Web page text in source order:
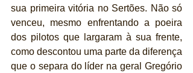
sua primeira vitória no Sertões. Não só
venceu, mesmo enfrentando a poeira
dos pilotos que largaram à sua frente,
como descontou uma parte da diferença
que o separa do líder na geral Gregório